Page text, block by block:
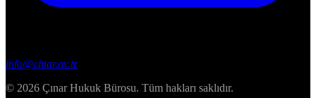
info@cinar.av.tr
© 2026 Çınar Hukuk Bürosu. Tüm hakları saklıdır.